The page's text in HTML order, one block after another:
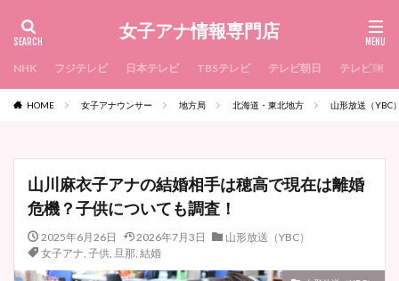
女子アナ情報専門店
NHK フジテレビ 日本テレビ TBSテレビ テレビ朝日 テレビ東京
HOME 女子アナウンサー 地方局 北海道・東北地方 山形放送（YBC
山川麻衣子アナの結婚相手は穂高で現在は離婚
危機？子供についても調査！
2025年6月26日 2026年7月3日
山形放送（YBC）
女子アナ, 子供, 旦那, 結婚